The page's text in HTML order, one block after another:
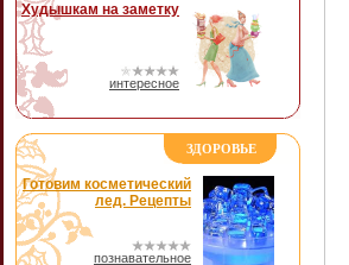
Худышкам на заметку
интересное
ЗДОРОВЬЕ
Готовим косметический
лед. Рецепты
познавательное